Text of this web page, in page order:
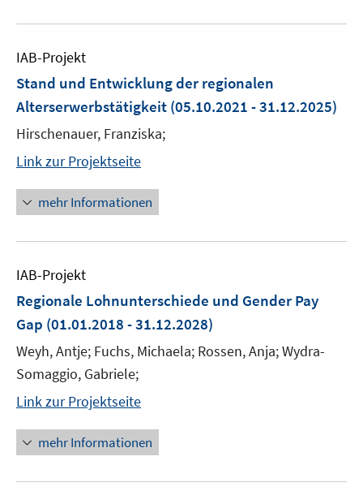
IAB-Projekt
Stand und Entwicklung der regionalen
Alterserwerbstätigkeit (05.10.2021 - 31.12.2025)
Hirschenauer, Franziska;
Link zur Projektseite
mehr Informationen
IAB-Projekt
Regionale Lohnunterschiede und Gender Pay
Gap (01.01.2018 - 31.12.2028)
Weyh, Antje; Fuchs, Michaela; Rossen, Anja; Wydra-
Somaggio, Gabriele;
Link zur Projektseite
mehr Informationen